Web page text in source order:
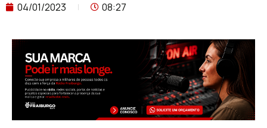
04/01/2023 08:27